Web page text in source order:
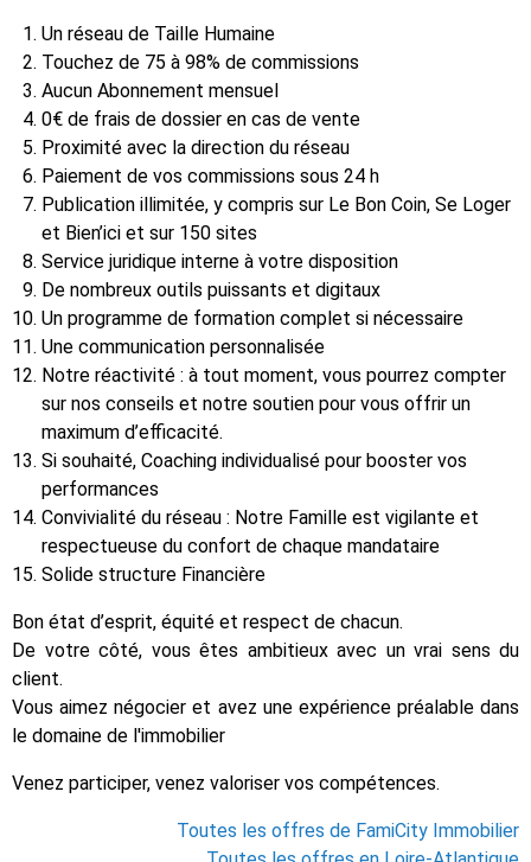
Un réseau de Taille Humaine
Touchez de 75 à 98% de commissions
Aucun Abonnement mensuel
0€ de frais de dossier en cas de vente
Proximité avec la direction du réseau
Paiement de vos commissions sous 24 h
Publication illimitée, y compris sur Le Bon Coin, Se Loger
et Bien’ici et sur 150 sites
Service juridique interne à votre disposition
De nombreux outils puissants et digitaux
Un programme de formation complet si nécessaire
Une communication personnalisée
Notre réactivité : à tout moment, vous pourrez compter
sur nos conseils et notre soutien pour vous offrir un
maximum d’efficacité.
Si souhaité, Coaching individualisé pour booster vos
performances
Convivialité du réseau : Notre Famille est vigilante et
respectueuse du confort de chaque mandataire
Solide structure Financière
Bon état d’esprit, équité et respect de chacun.
De votre côté, vous êtes ambitieux avec un vrai sens du
client.
Vous aimez négocier et avez une expérience préalable dans
le domaine de l'immobilier
Venez participer, venez valoriser vos compétences.
Toutes les offres de FamiCity Immobilier